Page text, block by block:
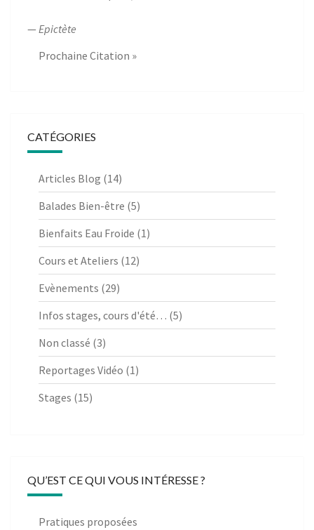
— Epictète
Prochaine Citation »
CATÉGORIES
Articles Blog (14)
Balades Bien-être (5)
Bienfaits Eau Froide (1)
Cours et Ateliers (12)
Evènements (29)
Infos stages, cours d'été… (5)
Non classé (3)
Reportages Vidéo (1)
Stages (15)
QU’EST CE QUI VOUS INTÉRESSE ?
Pratiques proposées